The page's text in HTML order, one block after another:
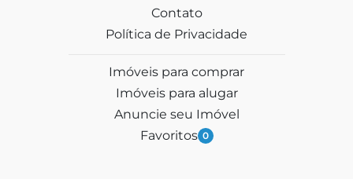
Contato
Política de Privacidade
Imóveis para comprar
Imóveis para alugar
Anuncie seu Imóvel
Favoritos 0